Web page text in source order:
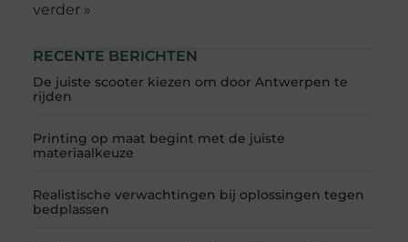
RECENTE BERICHTEN
De juiste scooter kiezen om door Antwerpen te
rijden
Printing op maat begint met de juiste
materiaalkeuze
Realistische verwachtingen bij oplossingen tegen
bedplassen
verder »